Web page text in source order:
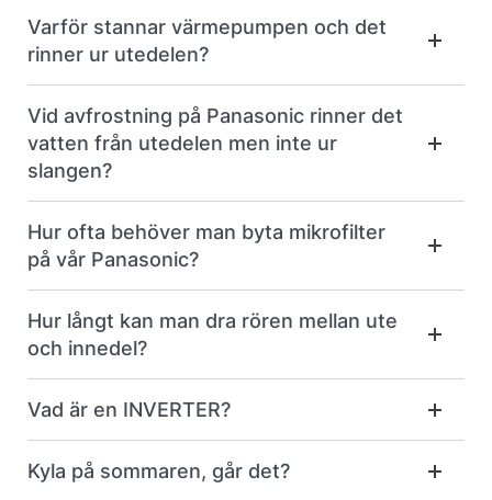
Varför stannar värmepumpen och det
rinner ur utedelen?
Vid avfrostning på Panasonic rinner det
vatten från utedelen men inte ur
slangen?
Hur ofta behöver man byta mikrofilter
på vår Panasonic?
Hur långt kan man dra rören mellan ute
och innedel?
Vad är en INVERTER?
Kyla på sommaren, går det?